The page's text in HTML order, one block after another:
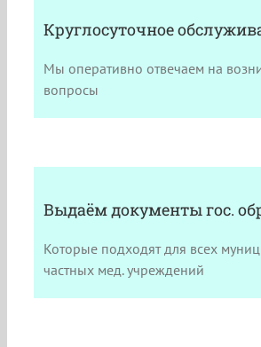
Круглосуточное
Мы оперативно отвечаем на
вопросы
Выдаём документы гос.
Которые подходят для всех
частных мед. учреждений